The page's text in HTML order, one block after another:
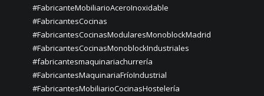
#FabricanteMobiliarioAceroInoxidable
#FabricantesCocinas
#FabricantesCocinasModularesMonoblockMadrid
#FabricantesCocinasMonoblockIndustriales
#fabricantesmaquinariachurrería
#FabricantesMaquinariaFríoIndustrial
#FabricantesMobiliarioCocinasHostelería